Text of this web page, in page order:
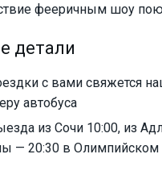
фееричным шоу
детали
с вами свяжется
автобуса
из Сочи 10:00, из
— 20:30 в Олимпийском